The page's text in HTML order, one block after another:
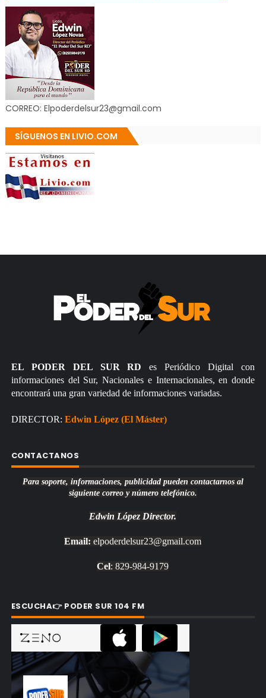
CORREO: Elpoderdelsur23@gmail.com
SÍGUENOS EN LIVIO.COM
EL PODER DEL SUR RD es Periódico Digital con
informaciones del Sur, Nacionales e Internacionales, en donde
encontrará una gran variedad de informaciones variadas.
DIRECTOR: Edwin López (El Máster)
CONTACTANOS
Para soporte, informaciones, publicidad pueden contactarnos al
siguiente correo y número telefónico.
Edwin López Director.
Email: elpoderdelsur23@gmail.com
Cel: 829-984-9179
ESCUCHA👉 PODER SUR 104 FM